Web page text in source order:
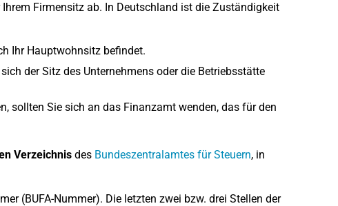
Firmensitz ab. In Deutschland ist die Zuständigkeit
Ihr Hauptwohnsitz befindet.
der Sitz des Unternehmens oder die Betriebsstätte
sollten Sie sich an das Finanzamt wenden, das für den
Verzeichnisdes Bundeszentralamtes für Steuern, in
(BUFA-Nummer). Die letzten zwei bzw. drei Stellen der